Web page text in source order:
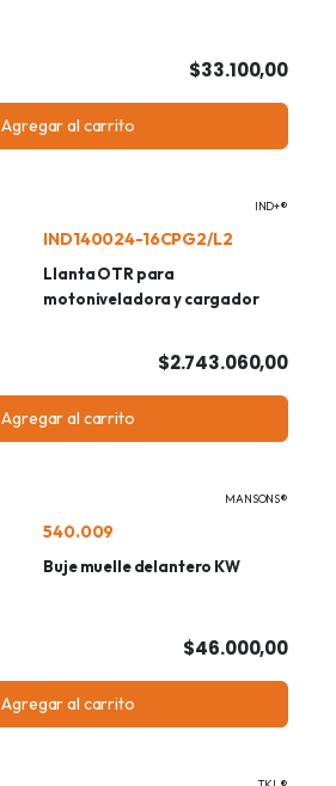
$33.100,00
Agregar al carrito
IND+®
IND140024-16CPG2/L2
Llanta OTR para
motoniveladora y cargador
$2.743.060,00
Agregar al carrito
MANSONS®
540.009
Buje muelle delantero KW
$46.000,00
Agregar al carrito